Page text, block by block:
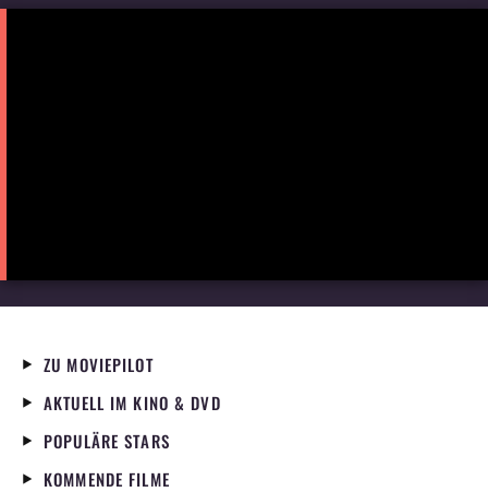
ZU MOVIEPILOT
AKTUELL IM KINO & DVD
POPULÄRE STARS
KOMMENDE FILME